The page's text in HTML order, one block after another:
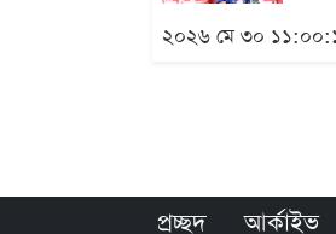
২০২৬ মে ৩০
প্রচ্ছদ আর্কাইভ